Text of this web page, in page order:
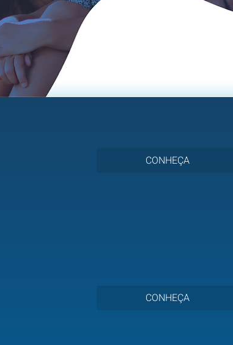
CONHEÇA
CONHEÇA